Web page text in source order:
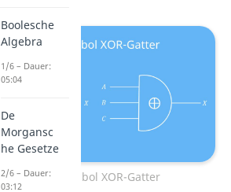
Schaltsymbol XOR-Gatter
Boolesche
Algebra
1/6 – Dauer:
05:04
De
Morgansc
he Gesetze
2/6 – Dauer:
03:12